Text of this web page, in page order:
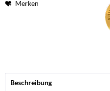
Merken
Beschreibung